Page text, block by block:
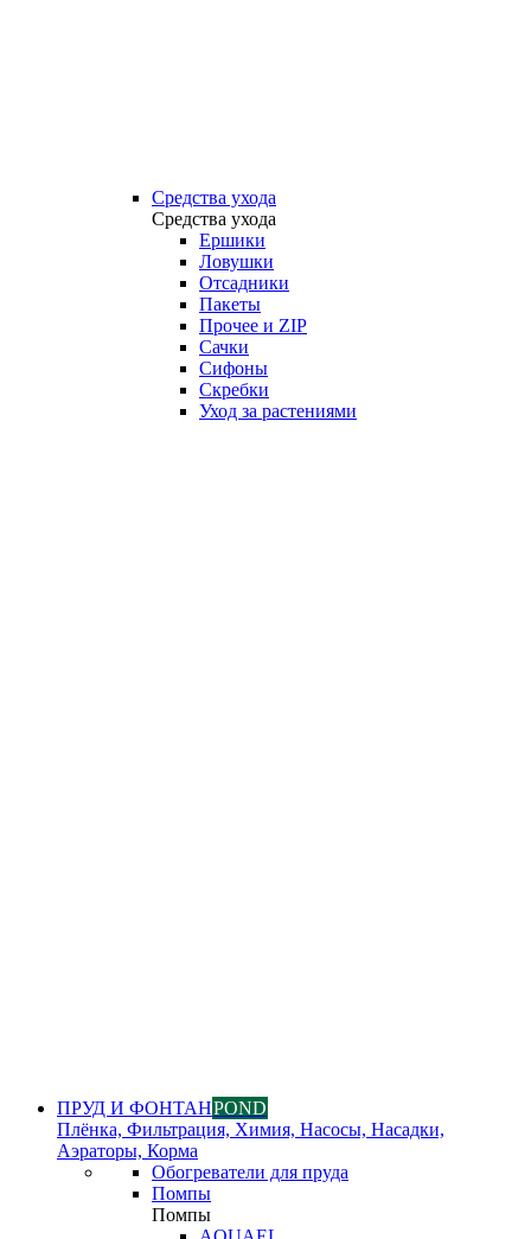
Средства ухода
Средства ухода
Ершики
Ловушки
Отсадники
Пакеты
Прочее и ZIP
Сачки
Сифоны
Скребки
Уход за растениями
ПРУД И ФОНТАНPOND
Плёнка, Фильтрация, Химия, Насосы, Насадки,
Аэраторы, Корма
Обогреватели для пруда
Помпы
Помпы